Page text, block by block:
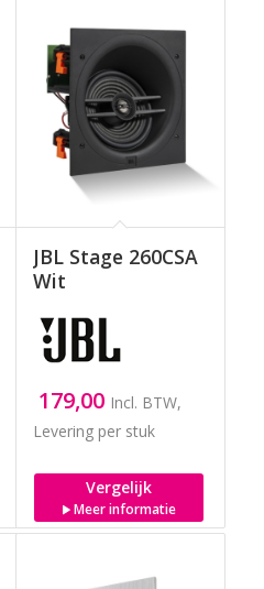
JBL Stage 260CSA
Wit
179,00 Incl. BTW,
Levering per stuk
Vergelijk
Meer informatie